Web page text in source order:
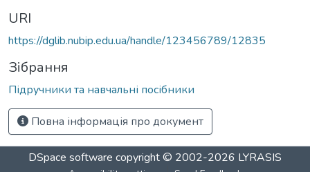
URI
https://dglib.nubip.edu.ua/handle/123456789/12835
Зібрання
Підручники та навчальні посібники
Повна інформація про документ
DSpace software copyright © 2002-2026 LYRASIS